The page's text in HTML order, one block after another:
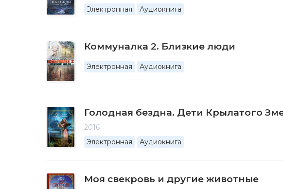
Электронная
Аудиокнига
Коммуналка 2. Близкие люди
Электронная Аудиокнига
Голодная бездна. Дети Крылатого
2016
Электронная
Аудиокнига
Моя свекровь и другие животные